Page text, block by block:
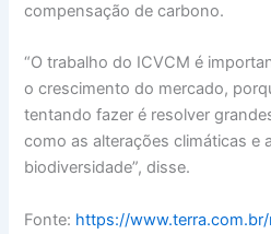
compensação de carbono.
“O trabalho do ICVCM é
o crescimento do mercado,
tentando fazer é resolver
como as alterações climáticas e
biodiversidade”, disse.
Fonte: https://